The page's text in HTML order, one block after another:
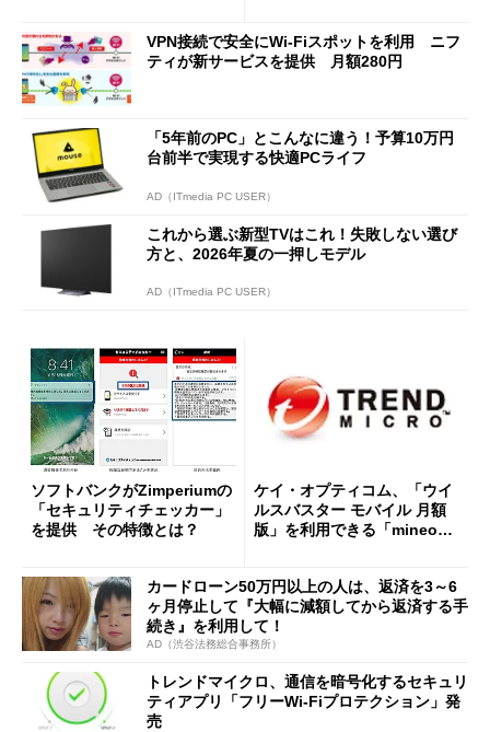
VPN接続で安全にWi-Fiスポットを利用 ニフ
ティが新サービスを提供 月額280円
「5年前のPC」とこんなに違う！予算10万円
台前半で実現する快適PCライフ
AD（ITmedia PC USER）
これから選ぶ新型TVはこれ！失敗しない選び
方と、2026年夏の一押しモデル
AD（ITmedia PC USER）
ソフトバンクがZimperiumの
「セキュリティチェッカー」
を提供 その特徴とは？
ケイ・オプティコム、「ウイ
ルスバスター モバイル 月額
版」を利用できる「mineo安
カードローン50万円以上の人は、返済を3～6
ヶ月停止して『大幅に減額してから返済する手
続き』を利用して！
AD（渋谷法務総合事務所）
トレンドマイクロ、通信を暗号化するセキュリ
ティアプリ「フリーWi-Fiプロテクション」発
売